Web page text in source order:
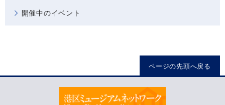
開催中のイベント
ページの先頭へ戻る